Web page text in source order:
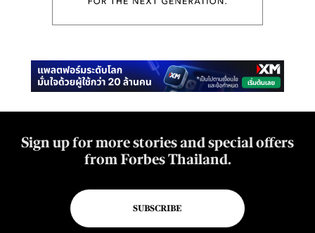
Sign up for more stories and special offers
from Forbes Thailand.
SUBSCRIBE